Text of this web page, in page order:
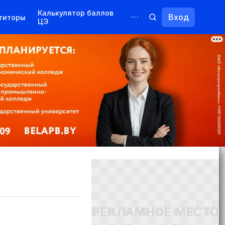
Калькулятор баллов
ЦЭ
Курсы
Переподготовка
Вход
РЕКЛАМНОЕ МЕСТО